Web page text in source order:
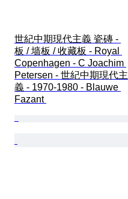
世紀中期現代主義 瓷磚 -
板 / 墙板 / 收藏板 - Royal
Copenhagen - C Joachim
Petersen - 世紀中期現代主
義 - 1970-1980 - Blauwe
Fazant